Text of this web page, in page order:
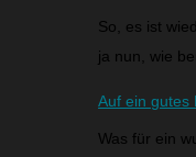
So, es ist
ja nun, wie
Auf ein gutes
Was für ein